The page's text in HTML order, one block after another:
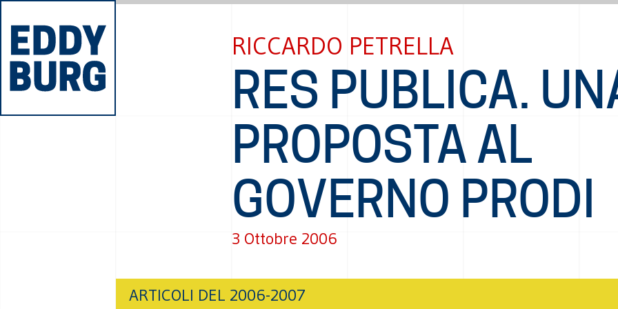
RICCARDO PETRELLA
RES PUBLICA.
PROPOSTA AL
GOVERNO PRODI
3 Ottobre 2006
ARTICOLI DEL 2006-2007